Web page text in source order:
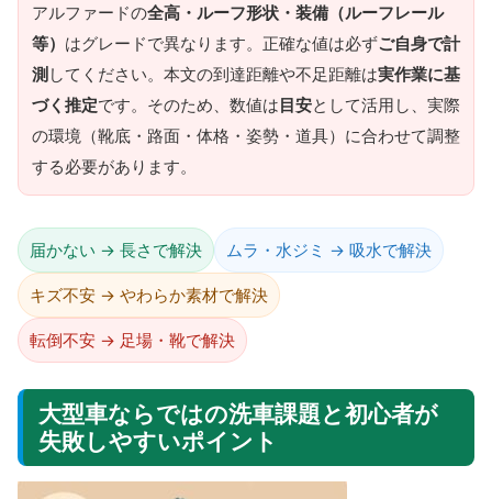
アルファードの全高・ルーフ形状・装備（ルーフレール
等） はグレードで異なります。正確な値は必ずご自身で計
測 してください。本文の到達距離や不足距離は実作業に基
づく推定です。そのため、数値は目安として活用し、実際
の環境（靴底・路面・体格・姿勢・道具）に合わせて調整
する必要があります。
届かない → 長さで解決 ムラ・水ジミ → 吸水で解決
キズ不安 → やわらか素材で解決
転倒不安 → 足場・靴で解決
大型車ならではの洗車課題と初心者が
失敗しやすいポイント